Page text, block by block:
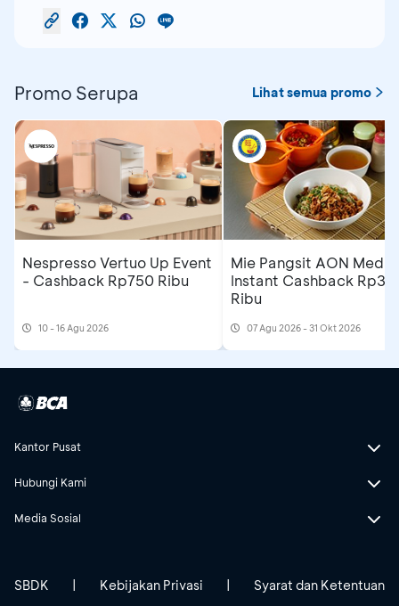
Promo Serupa Lihat semua promo
Nespresso Vertuo Up Event
- Cashback Rp750 Ribu
10 - 16 Agu 2026
Mie Pangsit AON
Instant Cashback Rp35
Ribu
07 Agu 2026 - 31 Okt 2026
Kantor Pusat
Hubungi Kami
Media Sosial
SBDK | Kebijakan Privasi | Syarat dan Ketentuan